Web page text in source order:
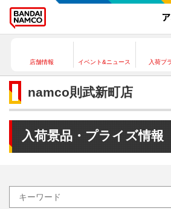
店舗情報 イベント&ニュース 入荷プ
namco則武新町店
入荷景品・プライズ情報